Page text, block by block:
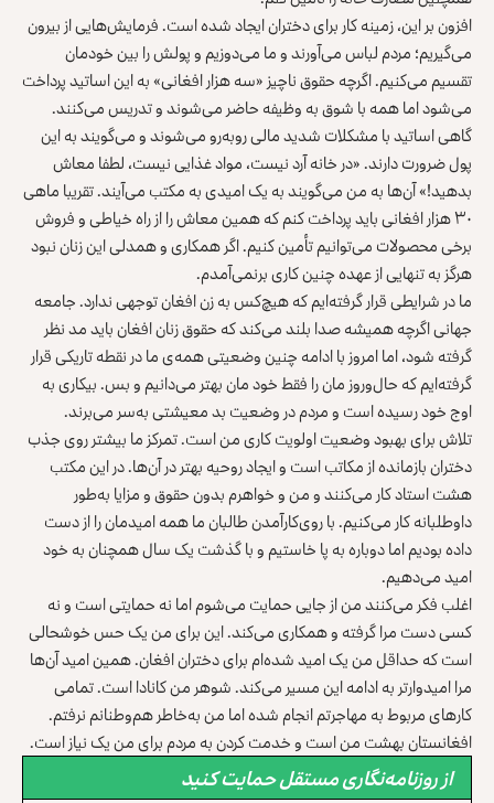
افزون بر این، زمینه کار برای دختران ایجاد شده است. فرمایش‌هایی از بیرون
می‌گیریم؛ مردم لباس می‌آورند و ما می‌دوزیم و پولش را بین خودمان
تقسیم می‌کنیم. اگرچه حقوق ناچیز «سه هزار افغانی» به این اساتید پرداخت
می‌شود اما همه با شوق به وظیفه حاضر می‌شوند و تدریس می‌کنند.
گاهی اساتید با مشکلات شدید مالی روبه‌رو می‌شوند و می‌گویند به این
پول ضرورت دارند. «در خانه آرد نیست، مواد غذایی نیست، لطفا معاش
بدهید!» آن‌ها به من می‌گویند به یک امیدی به مکتب می‌آیند. تقریبا ماهی
۳۰ هزار افغانی باید پرداخت کنم که همین معاش را از راه خیاطی و فروش
برخی محصولات می‌توانیم تأمین کنیم. اگر همکاری و همدلی این زنان نبود
هرگز به تنهایی از عهده چنین کاری برنمی‌آمدم.
ما در شرایطی قرار گرفته‌ایم که هیچ‌کس به زن افغان توجهی ندارد. جامعه
جهانی اگرچه همیشه صدا بلند می‌کند که حقوق زنان افغان باید مد نظر
گرفته شود، اما امروز با ادامه چنین وضعیتی همه‌ی ما در نقطه تاریکی قرار
گرفته‌ایم که حال‌وروز مان را فقط خود مان بهتر می‌دانیم و بس. بیکاری به
اوج خود رسیده است و مردم در وضعیت بد معیشتی به‌سر می‌برند.
تلاش برای بهبود وضعیت اولویت کاری من است. تمرکز ما بیشتر روی جذب
دختران بازمانده از مکاتب است و ایجاد روحیه بهتر در آن‌ها. در این مکتب
هشت استاد کار می‌کنند و من و خواهرم بدون حقوق و مزایا به‌طور
داوطلبانه کار می‌کنیم. با روی‌کارآمدن طالبان ما همه امیدمان را از دست
داده بودیم اما دوباره به پا خاستیم و با گذشت یک‌ سال همچنان به خود
امید می‌دهیم.
اغلب فکر می‌کنند من از جایی حمایت می‌شوم اما نه حمایتی است و نه
کسی دست مرا گرفته و همکاری می‌کند. این برای من یک حس خوشحالی
است که حداقل من یک امید شده‌ام برای دختران افغان. همین امید آن‌ها
مرا امیدوارتر به ادامه این مسیر می‌کند. شوهر من کانادا است. تمامی
کارهای مربوط به مهاجرتم انجام شده اما من به‌خاطر هم‌وطنانم نرفتم.
افغانستان بهشت من است و خدمت کردن به مردم برای من یک نیاز است.
از روزنامه‌نگاری مستقل حمایت کنید